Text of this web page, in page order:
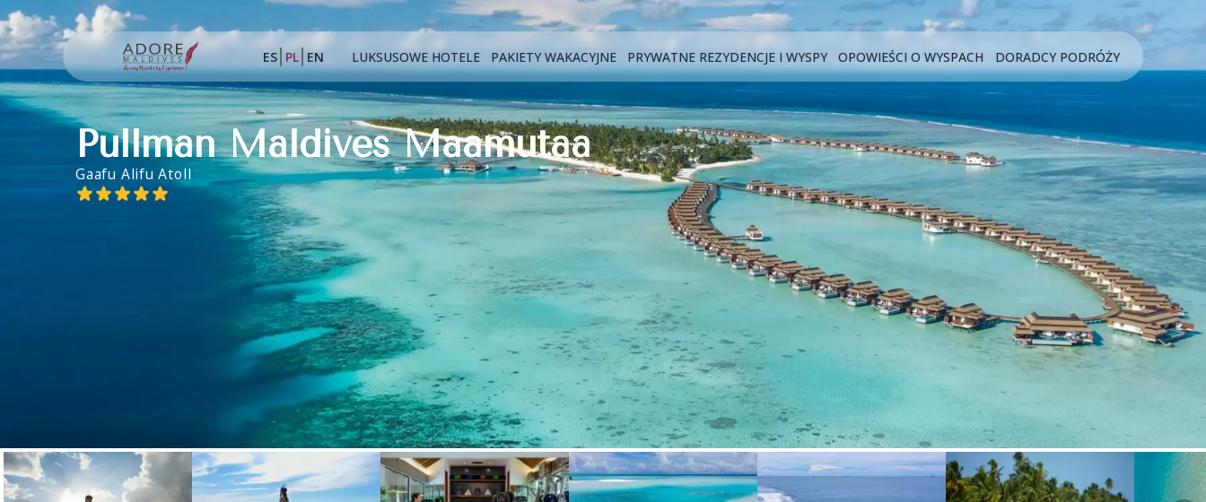
ES PL EN LUKSUSOWE HOTELE PAKIETY WAKACYJNE PRYWATNE REZYDENCJE I WYSPY OPOWIEŚCI O WYSPACH DORADCY PODRÓŻY
Pullman Maldives Maamutaa
Gaafu Alifu Atoll